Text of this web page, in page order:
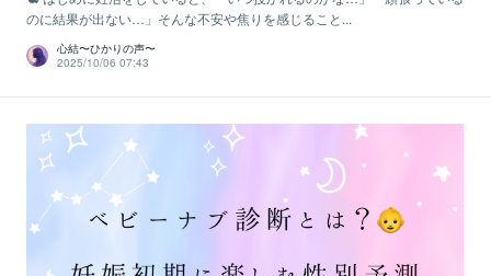
のに結果が出ない…」そんな不安や焦りを感じること...
心結〜ひかりの声〜
2025/10/06 07:43